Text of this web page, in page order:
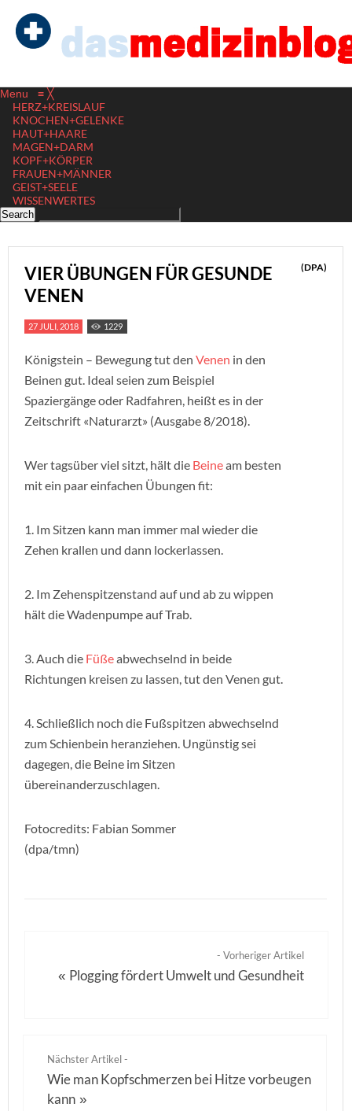
Menu ≡ ╳
HERZ+KREISLAUF
KNOCHEN+GELENKE
HAUT+HAARE
MAGEN+DARM
KOPF+KÖRPER
FRAUEN+MÄNNER
GEIST+SEELE
WISSENWERTES
VIER ÜBUNGEN FÜR GESUNDE
VENEN
(DPA)
27 JULI, 2018 1229
Königstein – Bewegung tut den Venen in den
Beinen gut. Ideal seien zum Beispiel
Spaziergänge oder Radfahren, heißt es in der
Zeitschrift «Naturarzt» (Ausgabe 8/2018).
Wer tagsüber viel sitzt, hält die Beineam besten
mit ein paar einfachen Übungen fit:
1. Im Sitzen kann man immer mal wieder die
Zehen krallen und dann lockerlassen.
2. Im Zehenspitzenstand auf und ab zu wippen
hält die Wadenpumpe auf Trab.
3. Auch die Füßeabwechselnd in beide
Richtungen kreisen zu lassen, tut den Venen gut.
4. Schließlich noch die Fußspitzen abwechselnd
zum Schienbein heranziehen. Ungünstig sei
dagegen, die Beine im Sitzen
übereinanderzuschlagen.
Fotocredits: Fabian Sommer
(dpa/tmn)
- Vorheriger Artikel
« Plogging fördert Umwelt und Gesundheit
Nächster Artikel -
Wie man Kopfschmerzen bei Hitze vorbeugen
kann »